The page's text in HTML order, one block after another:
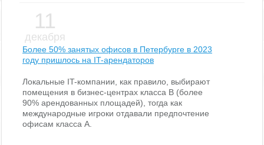
11
декабря
Более 50% занятых офисов в Петербурге в 2023
году пришлось на IT-арендаторов
Локальные IT-компании, как правило, выбирают
помещения в бизнес-центрах класса В (более
90% арендованных площадей), тогда как
международные игроки отдавали предпочтение
офисам класса А.